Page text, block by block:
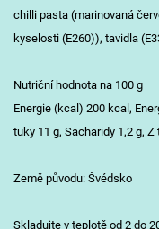
chilli pasta (marinovaná
kyselosti (E260)), tavidla
Nutriční hodnota na 100 g
Energie (kcal) 200 kcal,
tuky 11 g, Sacharidy 1,2 g,
Země původu: Švédsko
Skladujte v teplotě od 2 do